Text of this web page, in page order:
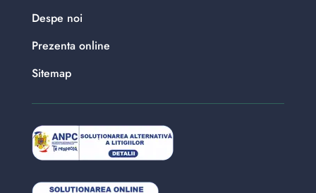
Despe noi
Prezenta online
Sitemap